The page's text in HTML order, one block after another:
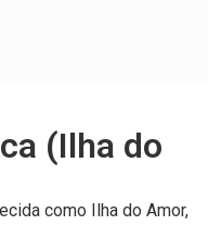
(Ilha do
como Ilha do Amor,